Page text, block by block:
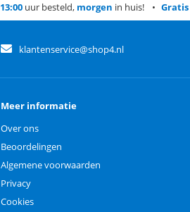
13:00 uur besteld, morgen in huis! Gratis
klantenservice@shop4.nl
Meer informatie
Over ons
Beoordelingen
Algemene voorwaarden
Privacy
Cookies